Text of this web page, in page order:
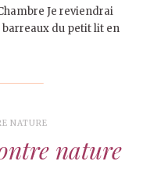
Je reviendrai
barreaux du petit lit en
NATURE
nature